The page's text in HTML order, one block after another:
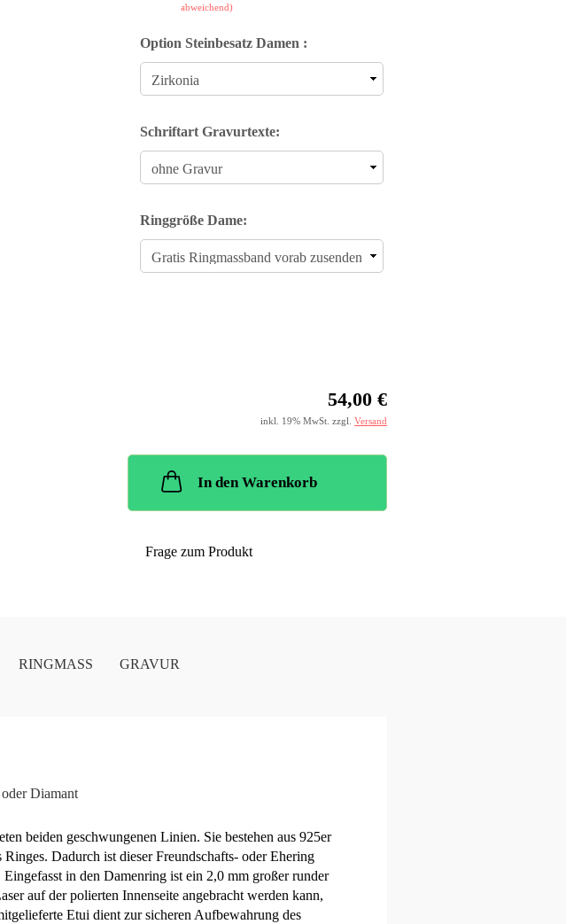
abweichend)
Option Steinbesatz Damen :
Schriftart Gravurtexte:
Ringgröße Dame:
54,00 €
inkl. 19% MwSt. zzgl. Versand
In den Warenkorb
Frage zum Produkt
RINGMASS GRAVUR
Diamant
beiden geschwungenen Linien. Sie bestehen aus 925er
Dadurch ist dieser Freundschafts- oder Ehering
in den Damenring ist ein 2,0 mm großer runder
auf der polierten Innenseite angebracht werden kann,
Etui dient zur sicheren Aufbewahrung des